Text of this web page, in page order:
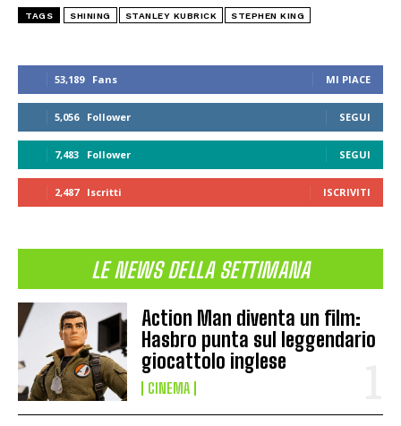
53,189 Fans MI PIACE
5,056 Follower SEGUI
7,483 Follower SEGUI
2,487 Iscritti ISCRIVITI
LE NEWS DELLA SETTIMANA
Action Man diventa un film:
Hasbro punta sul leggendario
giocattolo inglese
CINEMA
TAGS SHINING STANLEY KUBRICK STEPHEN KING